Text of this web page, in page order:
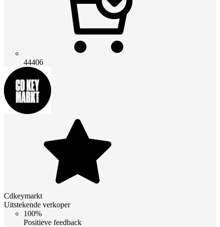
44406
Cdkeymarkt
Uitstekende verkoper
100%
Positieve feedback